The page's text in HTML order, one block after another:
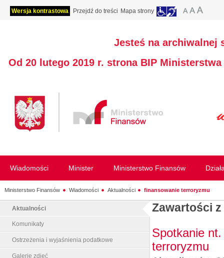
Wersja kontrastowa Przejdź do treści Mapa strony
Jesteś na archiwalnej
Od 20 lutego 2019 r. strona BIP
Wiadomości Minister Ministerstwo Finansów
Ministerstwo Finansów Wiadomości Aktualności finansowanie terroryzmu
Aktualności
Komunikaty
Ostrzeżenia i wyjaśnienia podatkowe
Galerie zdjęć
Zawartości
Spotkanie
terroryzmu